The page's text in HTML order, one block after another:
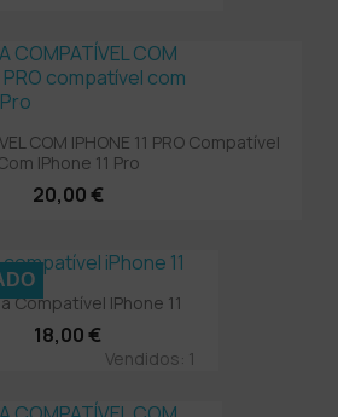
COM IPHONE 11 PRO Compatível
IPhone 11 Pro
20,00 €
Compatível IPhone 11
18,00 €
Vendidos: 1